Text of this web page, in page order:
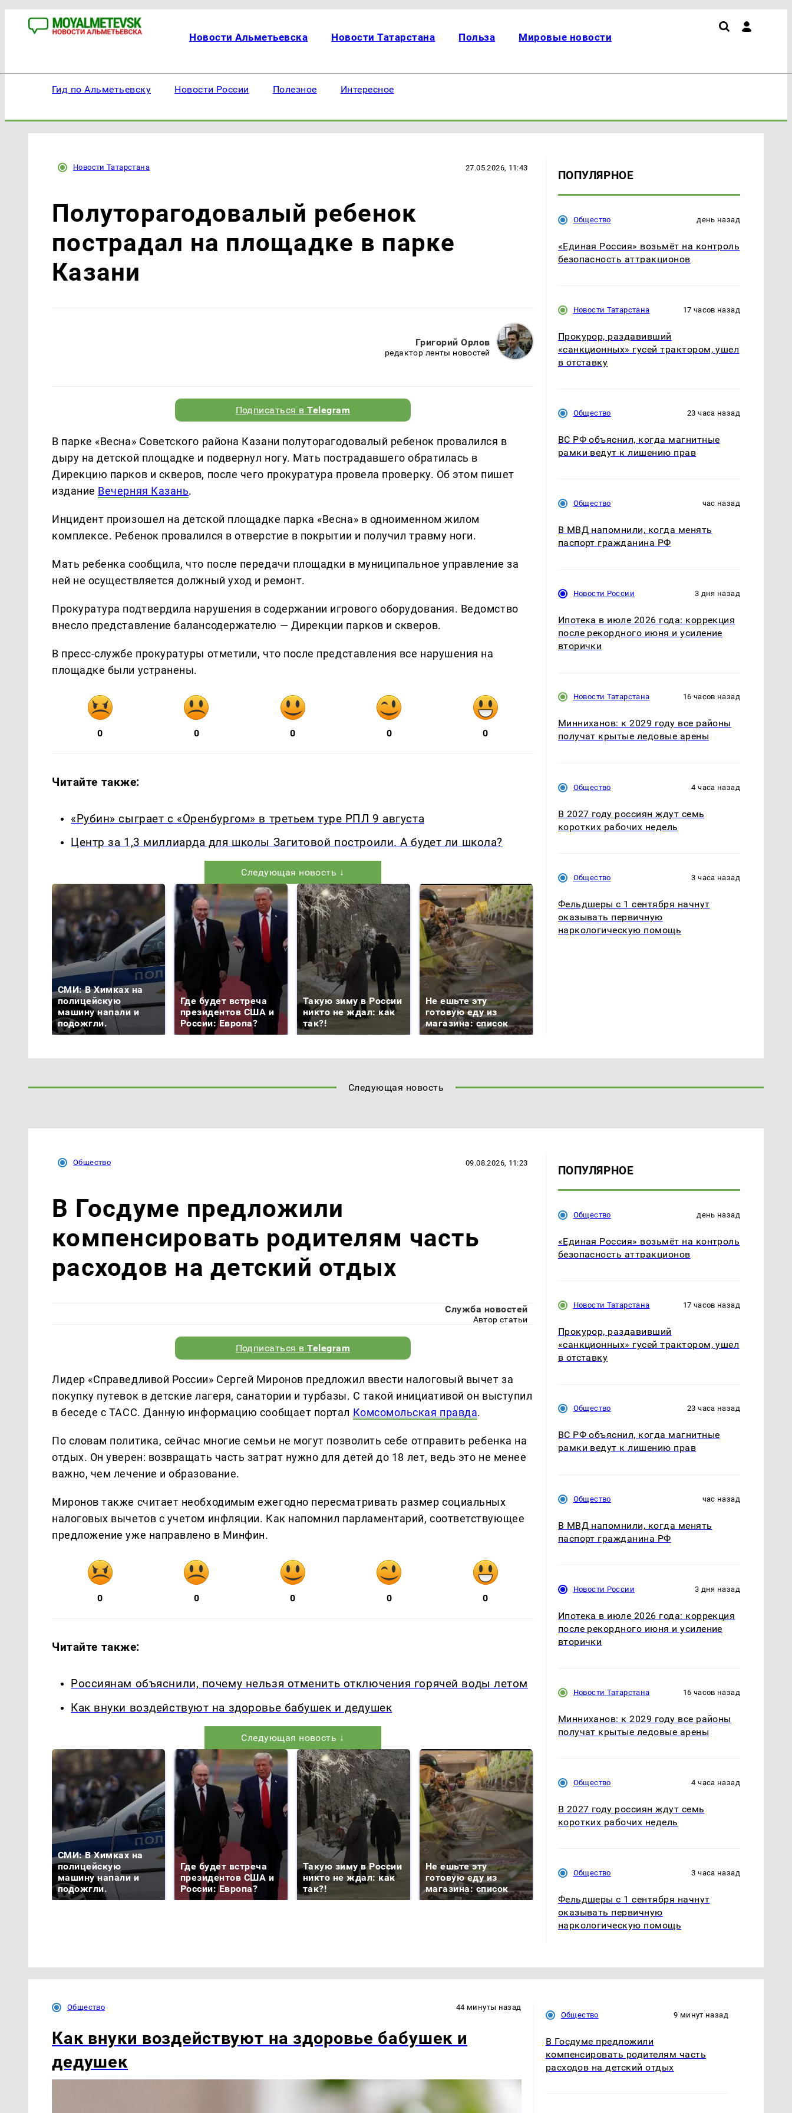
Новости Альметьевска Новости Татарстана Польза Мировые новости
Гид по Альметьевску Новости России Полезное Интересное
Новости Татарстана 27.05.2026, 11:43
Полуторагодовалый ребенок
пострадал на площадке в парке
Казани
Григорий Орлов
редактор ленты новостей
Подписаться вTelegram
В парке «Весна» Советского района Казани полуторагодовалый ребенок провалился в
дыру на детской площадке и подвернул ногу. Мать пострадавшего обратилась в
Дирекцию парков и скверов, после чего прокуратура провела проверку. Об этом пишет
издание Вечерняя Казань.
Инцидент произошел на детской площадке парка «Весна» в одноименном жилом
комплексе. Ребенок провалился в отверстие в покрытии и получил травму ноги.
Мать ребенка сообщила, что после передачи площадки в муниципальное управление за
ней не осуществляется должный уход и ремонт.
Прокуратура подтвердила нарушения в содержании игрового оборудования. Ведомство
внесло представление балансодержателю — Дирекции парков и скверов.
В пресс-службе прокуратуры отметили, что после представления все нарушения на
площадке были устранены.
0 0 0 0 0
Читайте также:
«Рубин» сыграет с «Оренбургом» в третьем туре РПЛ 9 августа
Центр за 1,3 миллиарда для школы Загитовой построили. А будет ли школа?
Следующая новость ↓
СМИ: В Химках на
полицейскую
машину напали и
подожгли.
Где будет встреча
президентов США и
России: Европа?
Такую зиму в России
никто не ждал: как
так?!
Не ешьте эту
готовую еду из
магазина: список
ПОПУЛЯРНОЕ
Общество день назад
«Единая Россия» возьмёт на контроль
безопасность аттракционов
Новости Татарстана 17 часов назад
Прокурор, раздавивший
«санкционных» гусей трактором, ушел
в отставку
Общество 23 часа назад
ВС РФ объяснил, когда магнитные
рамки ведут к лишению прав
Общество час назад
В МВД напомнили, когда менять
паспорт гражданина РФ
Новости России 3 дня назад
Ипотека в июле 2026 года: коррекция
после рекордного июня и усиление
вторички
Новости Татарстана 16 часов назад
Минниханов: к 2029 году все районы
получат крытые ледовые арены
Общество 4 часа назад
В 2027 году россиян ждут семь
коротких рабочих недель
Общество 3 часа назад
Фельдшеры с 1 сентября начнут
оказывать первичную
наркологическую помощь
Следующая новость
Общество 09.08.2026, 11:23
В Госдуме предложили
компенсировать родителям часть
расходов на детский отдых
Служба новостей
Автор статьи
Подписаться вTelegram
Лидер «Справедливой России» Сергей Миронов предложил ввести налоговый вычет за
покупку путевок в детские лагеря, санатории и турбазы. С такой инициативой он выступил
в беседе с ТАСС. Данную информацию сообщает портал Комсомольская правда.
По словам политика, сейчас многие семьи не могут позволить себе отправить ребенка на
отдых. Он уверен: возвращать часть затрат нужно для детей до 18 лет, ведь это не менее
важно, чем лечение и образование.
Миронов также считает необходимым ежегодно пересматривать размер социальных
налоговых вычетов с учетом инфляции. Как напомнил парламентарий, соответствующее
предложение уже направлено в Минфин.
0 0 0 0 0
Читайте также:
Россиянам объяснили, почему нельзя отменить отключения горячей воды летом
Как внуки воздействуют на здоровье бабушек и дедушек
Следующая новость ↓
СМИ: В Химках на
полицейскую
машину напали и
подожгли.
Где будет встреча
президентов США и
России: Европа?
Такую зиму в России
никто не ждал: как
так?!
Не ешьте эту
готовую еду из
магазина: список
В ОАЭ произошло
жестокое убийство
Все новости по
ПОПУЛЯРНОЕ
Общество день назад
«Единая Россия» возьмёт на контроль
безопасность аттракционов
Новости Татарстана 17 часов назад
Прокурор, раздавивший
«санкционных» гусей трактором, ушел
в отставку
Общество 23 часа назад
ВС РФ объяснил, когда магнитные
рамки ведут к лишению прав
Общество час назад
В МВД напомнили, когда менять
паспорт гражданина РФ
Новости России 3 дня назад
Ипотека в июле 2026 года: коррекция
после рекордного июня и усиление
вторички
Новости Татарстана 16 часов назад
Минниханов: к 2029 году все районы
получат крытые ледовые арены
Общество 4 часа назад
В 2027 году россиян ждут семь
коротких рабочих недель
Общество 3 часа назад
Фельдшеры с 1 сентября начнут
оказывать первичную
наркологическую помощь
Общество 44 минуты назад
Как внуки воздействуют на здоровье бабушек и
дедушек
Общество 9 минут назад
В Госдуме предложили
компенсировать родителям часть
расходов на детский отдых